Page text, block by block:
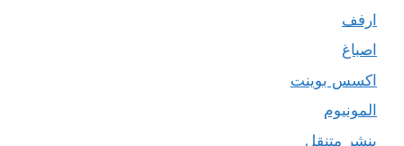
ارفف
اصباغ
اكسس بوينت
المونيوم
بنشر متنقل